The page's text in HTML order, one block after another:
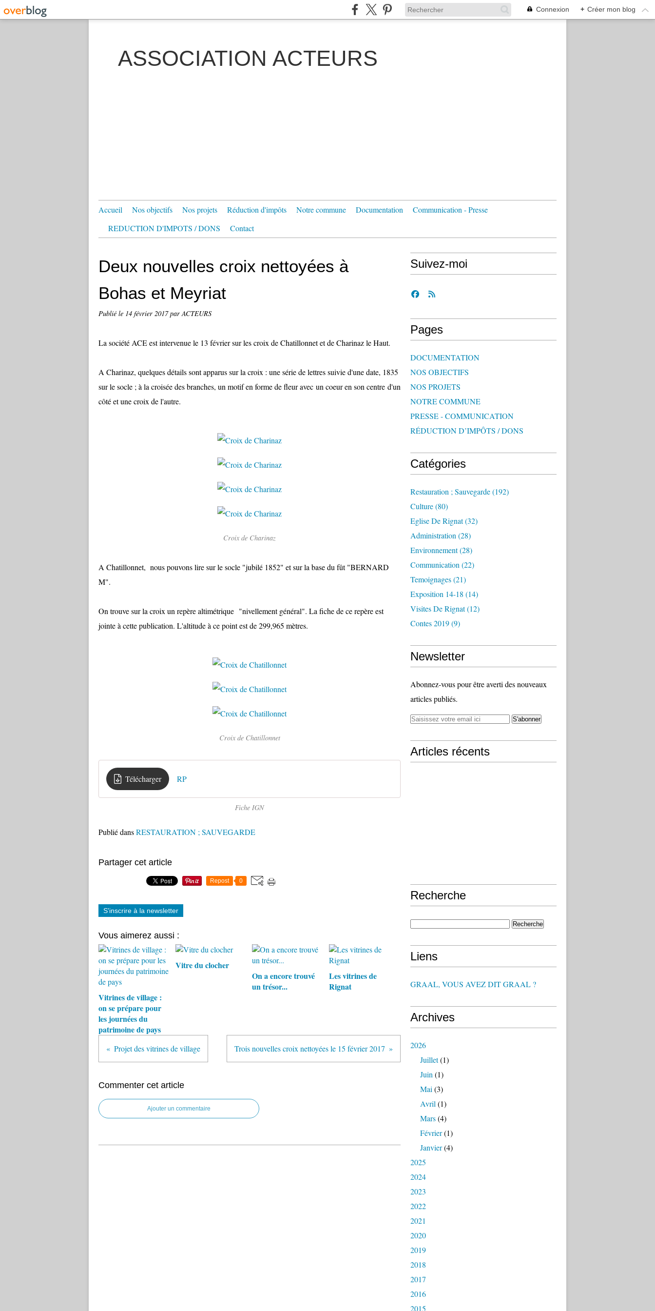
Connexion + Créer mon blog
ASSOCIATION ACTEURS
Accueil Nos objectifs Nos projets Réduction d'impôts Notre commune Documentation
Communication - Presse
REDUCTION D'IMPOTS / DONS
Contact
Deux nouvelles croix nettoyées à
Bohas et Meyriat
Publié le 14 février 2017par ACTEURS
La société ACE est intervenue le 13 février sur les croix de Chatillonnet et de Charinaz le Haut.
A Charinaz, quelques détails sont apparus sur la croix : une série de lettres suivie d'une date, 1835
sur le socle ; à la croisée des branches, un motif en forme de fleur avec un coeur en son centre d'un
côté et une croix de l'autre.
Croix de Charinaz
A Chatillonnet, nous pouvons lire sur le socle "jubilé 1852" et sur la base du fût "BERNARD
M".
On trouve sur la croix un repère altimétrique "nivellement général". La fiche de ce repère est
jointe à cette publication. L'altitude à ce point est de 299,965 mètres.
Croix de Chatillonnet
Télécharger RP
Fiche IGN
Publié dansRESTAURATION ; SAUVEGARDE
Partager cet article
Repost 0
S'inscrire à la newsletter
Vous aimerez aussi :
Vitrines de village :
on se prépare pour
les journées du
patrimoine de pays
Vitre du clocher
On a encore trouvé
un trésor...
Les vitrines de
Rignat
Projet des vitrines de village Trois nouvelles croix nettoyées le 15 février 2017
Commenter cet article
Ajouter un commentaire
Suivez-moi
Pages
DOCUMENTATION
NOS OBJECTIFS
NOS PROJETS
NOTRE COMMUNE
PRESSE - COMMUNICATION
RÉDUCTION D’IMPÔTS / DONS
Catégories
Restauration ; Sauvegarde(192)
Culture(80)
Eglise De Rignat(32)
Administration (28)
Environnement(28)
Communication (22)
Temoignages(21)
Exposition 14-18 (14)
Visites De Rignat(12)
Contes 2019(9)
Newsletter
Abonnez-vous pour être averti des nouveaux
articles publiés.
Articles récents
Recherche
Liens
GRAAL, VOUS AVEZ DIT GRAAL ?
Archives
2026
Juillet(1)
Juin (1)
Mai (3)
Avril (1)
Mars(4)
Février(1)
Janvier(4)
2025
2024
2023
2022
2021
2020
2019
2018
2017
2016
2015